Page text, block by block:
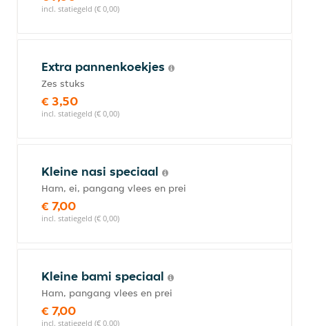
incl. statiegeld (€ 0,00)
Extra pannenkoekjes
Zes stuks
€ 3,50
incl. statiegeld (€ 0,00)
Kleine nasi speciaal
Ham, ei, pangang vlees en prei
€ 7,00
incl. statiegeld (€ 0,00)
Kleine bami speciaal
Ham, pangang vlees en prei
€ 7,00
incl. statiegeld (€ 0,00)